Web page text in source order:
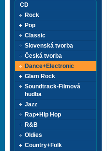
CD
Rock
Pop
Classic
Slovenská tvorba
Česká tvorba
Dance+Electronic
Glam Rock
Soundtrack-Filmová
hudba
Jazz
Rap+Hip Hop
R&B
Oldies
Country+Folk